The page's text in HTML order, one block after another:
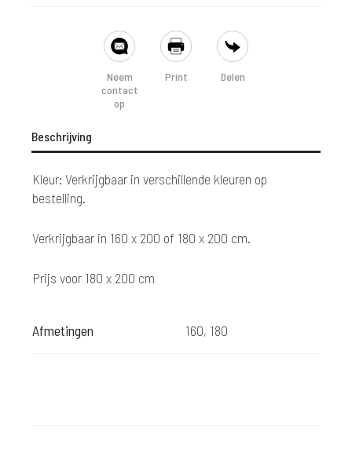
Neem
contact
op
Print Delen
Beschrijving
Kleur: Verkrijgbaar in verschillende kleuren op
bestelling.
Verkrijgbaar in 160 x 200 of 180 x 200 cm.
Prijs voor 180 x 200 cm
Afmetingen 160, 180